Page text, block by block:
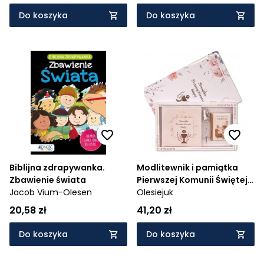
Do koszyka Do koszyka
Biblijna zdrapywanka.
Zbawienie świata
Jacob Vium-Olesen
20,58 zł
Do koszyka
Modlitewnik i pamiątka
Pierwszej Komunii Świętej
w pudełku z prezentem
(różańcem)
Olesiejuk
41,20 zł
Do koszyka